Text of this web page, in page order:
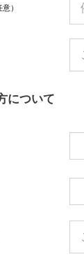
意）
について